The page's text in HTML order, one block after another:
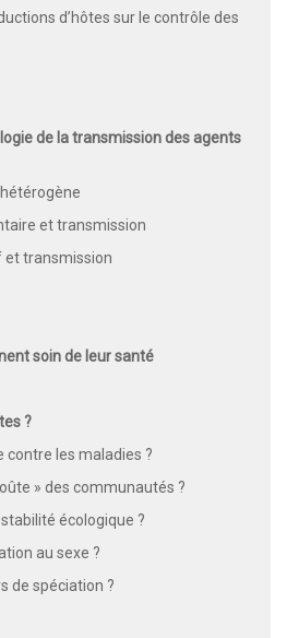
d’hôtes sur le contrôle des
de la transmission des agents
et transmission
et transmission
soin de leur santé
?
contre les maladies ?
» des communautés ?
écologique ?
au sexe ?
de spéciation ?